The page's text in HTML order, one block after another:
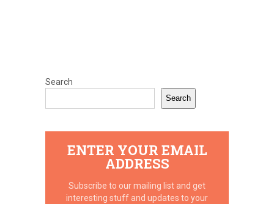
Search
Search
ENTER YOUR EMAIL
ADDRESS
Subscribe to our mailing list and get
interesting stuff and updates to your